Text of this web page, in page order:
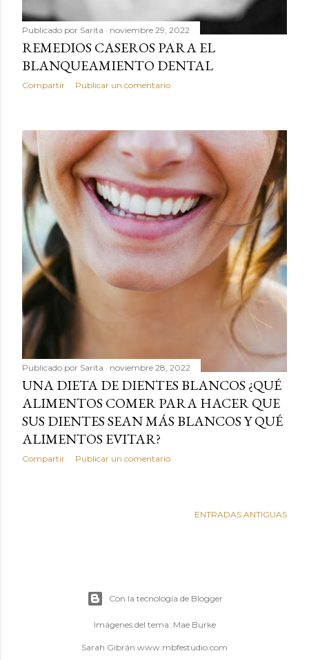
Publicado por Sarita noviembre 29, 2022
REMEDIOS CASEROS PARA EL
BLANQUEAMIENTO DENTAL
Compartir Publicar un comentario
Publicado por Sarita noviembre 28, 2022
UNA DIETA DE DIENTES BLANCOS ¿QUÉ
ALIMENTOS COMER PARA HACER QUE
SUS DIENTES SEAN MÁS BLANCOS Y QUÉ
ALIMENTOS EVITAR?
Compartir Publicar un comentario
ENTRADAS ANTIGUAS
Con la tecnología de Blogger
Imágenes del tema: Mae Burke
Sarah Gibrán www.mbfestudio.com